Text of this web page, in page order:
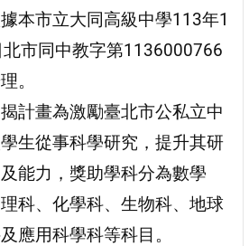
本市立大同高級中學113年1
北市同中教字第1136000766
。
計畫為激勵臺北市公私立中
生從事科學研究，提升其研
能力，獎助學科分為數學
科、化學科、生物科、地球
應用科學科等科目。